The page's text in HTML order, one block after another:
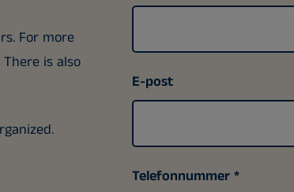
For more
is also
E-post
Telefonnummer